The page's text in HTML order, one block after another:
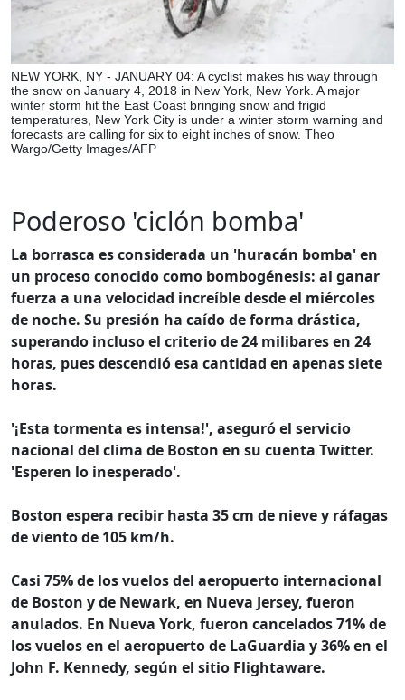
NEW YORK, NY - JANUARY 04: A cyclist makes his way through
the snow on January 4, 2018 in New York, New York. A major
winter storm hit the East Coast bringing snow and frigid
temperatures, New York City is under a winter storm warning and
forecasts are calling for six to eight inches of snow. Theo
Wargo/Getty Images/AFP
Poderoso 'ciclón bomba'
La borrasca es considerada un 'huracán bomba' en
un proceso conocido como bombogénesis: al ganar
fuerza a una velocidad increíble desde el miércoles
de noche. Su presión ha caído de forma drástica,
superando incluso el criterio de 24 milibares en 24
horas, pues descendió esa cantidad en apenas siete
horas.
'¡Esta tormenta es intensa!', aseguró el servicio
nacional del clima de Boston en su cuenta Twitter.
'Esperen lo inesperado'.
Boston espera recibir hasta 35 cm de nieve y ráfagas
de viento de 105 km/h.
Casi 75% de los vuelos del aeropuerto internacional
de Boston y de Newark, en Nueva Jersey, fueron
anulados. En Nueva York, fueron cancelados 71% de
los vuelos en el aeropuerto de LaGuardia y 36% en el
John F. Kennedy, según el sitio Flightaware.